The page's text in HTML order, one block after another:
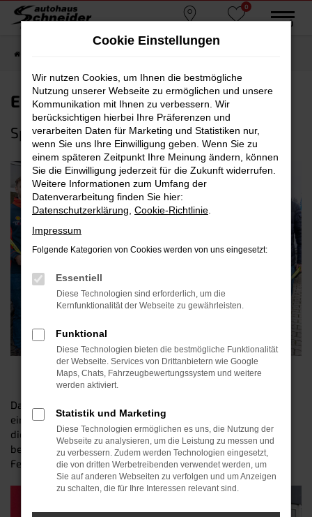
Zum
0
MENÜ
Erding Gladiators - 3 Hyundai SUVs
Sponsor
Auslieferung
Das Autohaus Schneider übergibt einen Hyundai SANTA FE,
einen Hyundai TUCSON und einen Hyundai KONA Elektro an
die Erding Gladiators. Das Team ist mit den beliebten SUVs
bestens ausgestattet. Der Teamchef und sportliche Leiter
Felix Schütz nimmt die Autos mit seinen Spielern entgegen.
Cookie Einstellungen
Wir nutzen Cookies, um Ihnen die bestmögliche
Nutzung unserer Webseite zu ermöglichen und unsere
Kommunikation mit Ihnen zu verbessern. Wir
berücksichtigen hierbei Ihre Präferenzen und
verarbeiten Daten für Marketing und Statistiken nur,
wenn Sie uns Ihre Einwilligung geben. Wenn Sie zu
einem späteren Zeitpunkt Ihre Meinung ändern, können
Sie die Einwilligung jederzeit für die Zukunft widerrufen.
Weitere Informationen zum Umfang der
Datenverarbeitung finden Sie hier:
Datenschutzerklärung Cookie-Richtlinie
Impressum
Folgende Kategorien von Cookies werden von uns eingesetzt:
Essentiell
Diese Technologien sind erforderlich, um die
Kernfunktionalität der Webseite zu gewährleisten.
Funktional
Diese Technologien bieten die bestmögliche Funktionalität
der Webseite. Services von Drittanbietern wie Google
Maps, Chats, Fahrzeugbewertungssystem und weitere
werden aktiviert.
Statistik und Marketing
Diese Technologien ermöglichen es uns, die Nutzung der
Webseite zu analysieren, um die Leistung zu messen und
zu verbessern. Zudem werden Technologien eingesetzt,
die von dritten Werbetreibenden verwendet werden, um
Sie auf anderen Webseiten zu verfolgen und um Anzeigen
zu schalten, die für Ihre Interessen relevant sind.